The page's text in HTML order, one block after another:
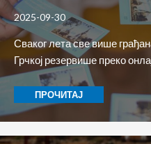
2025-09-30
Сваког лета све више
Грчкој резервише преко
ПРОЧИТАЈ